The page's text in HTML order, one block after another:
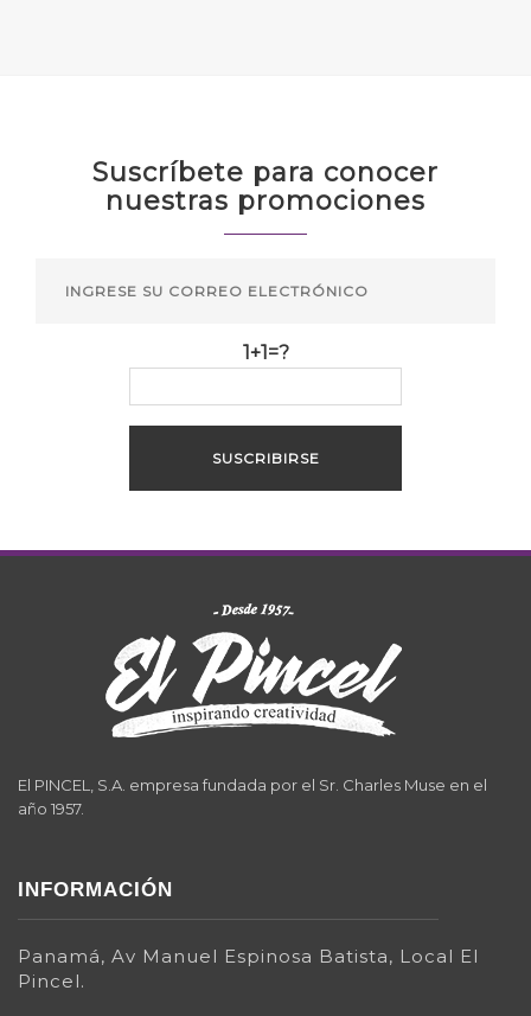
Suscríbete para conocer
nuestras promociones
1+1=?
El PINCEL, S.A. empresa fundada por el Sr. Charles Muse en el
año 1957.
INFORMACIÓN
Panamá, Av Manuel Espinosa Batista, Local El
Pincel.